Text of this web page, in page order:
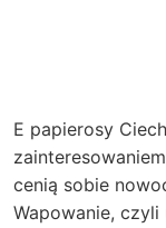
E papierosy
cenią sobie
Wapowanie, czyli